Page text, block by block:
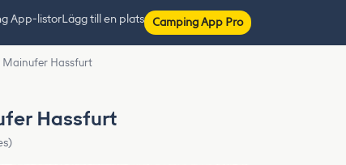
App-listorLägg till en plats Camping App Pro
Mainufer Hassfurt
Hassfurt